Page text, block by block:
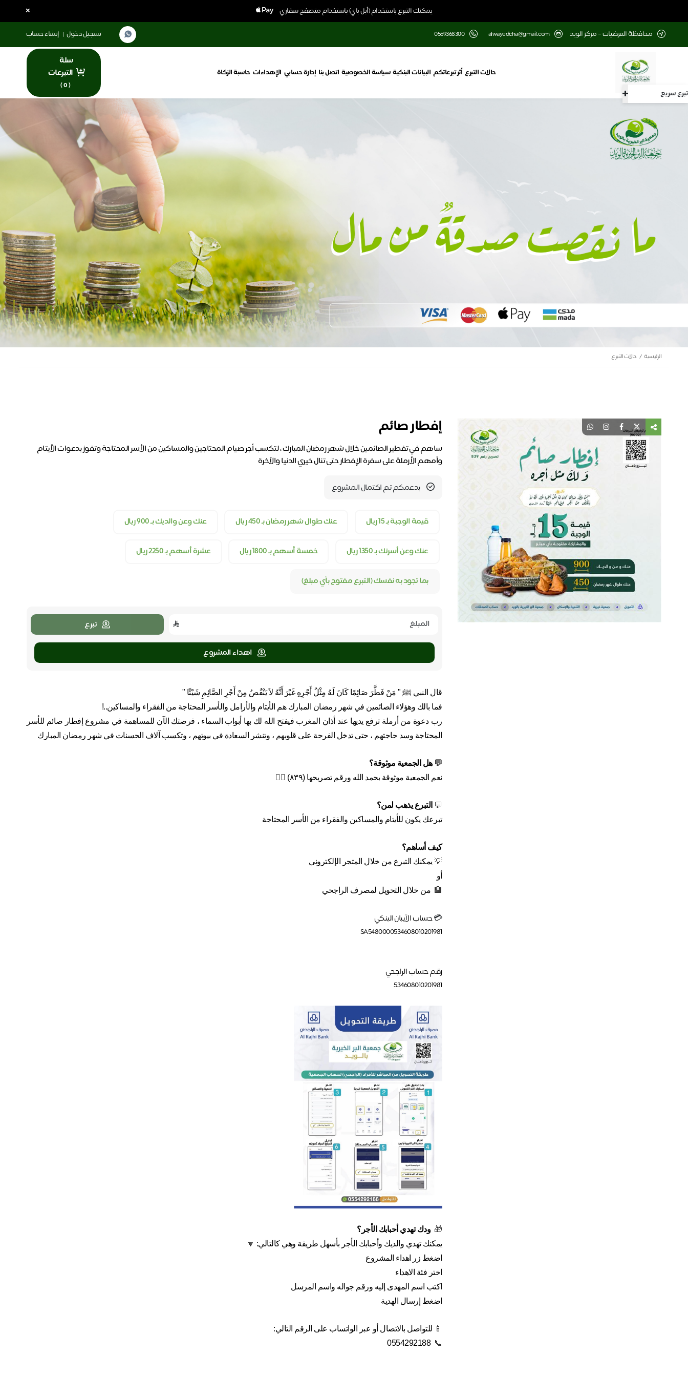
يمكنك التبرع باستخدام (أبل باي) باستخدام متصفح سفاري ×
تبرع سريع
محافظة العرضيات – مركز الويد alwayedcha@gmail.com
0559368300 تسجيل دخول | إنشاء حساب
حالات التبرع أثر تبرعاتكم البيانات البنكية سياسة الخصوصية اتصل بنا إدارة حسابي الإهداءات حاسبة الزكاة
سلة
التبرعات
(
0
)
الرئيسية حالات التبرع
إفطار صائم
ساهم في تفطير الصائمين خلال شهر رمضان المبارك ، لتكسب أجر صيام المحتاجين والمساكين من الأسر المحتاجة وتفوز بدعوات الأيتام
وأمهم الأرملة على سفرة الإفطار حتى تنال خيري الدنيا والآخرة
بدعمكم تم اكتمال المشروع
قيمة الوجبة بـ ١٥ ريال عنك طوال شهر رمضان بـ ٤٥٠ ريال عنك وعن والديك بـ ٩٠٠ ريال
عنك وعن أسرتك بـ ١٣٥٠ ريال خمسة أسهم بـ ١٨٠٠ ريال عشرة أسهم بـ ٢٢٥٠ ريال
بما تجود به نفسك (التبرع مفتوح بأي مبلغ)
تبرع
اهداء المشروع
قال النبي ﷺ " مَنْ فَطَّرَ صَائِمًا كَانَ لَهُ مِثْلُ أَجْرِهِ غَيْرَ أَنَّهُ لاَ يَنْقُصُ مِنْ أَجْرِ الصَّائِمِ شَيْئًا "
فما بالك وهؤلاء الصائمين في شهر رمضان المبارك هم الأيتام والأرامل والأسر المحتاجة من الفقراء والمساكين..!
المحتاجة وسد حاجتهم ، حتى تدخل الفرحة على قلوبهم ، وتنشر السعادة في بيوتهم ، وتكسب آلاف الحسنات في شهر رمضان المبارك
💬 هل الجمعية موثوقة؟
نعم الجمعية موثوقة بحمد الله ورقم تصريحها (٨٣٩)
👍🏼
💬 التبرع يذهب لمن؟
تبرعك يكون للأيتام والمساكين والفقراء من الأسر المحتاجة
كيف أساهم؟
💡 يمكنك التبرع من خلال المتجر الإلكتروني
أو
🏦 من خلال التحويل لمصرف الراجحي
💳حساب الآيبان البنكي
SA5480000534608010201981
رقم حساب الراجحي
534608010201981
🎁 ودك تهدي أحبابك الأجر؟
يمكنك تهدي والديك وأحبابك الأجر بأسهل طريقة وهي كالتالي: 🔽
اضغط زر اهداء المشروع
اختر فئة الاهداء
اكتب اسم المهدى إليه ورقم جواله واسم المرسل
اضغط إرسال الهدية
📱 للتواصل بالاتصال أو عبر الواتساب على الرقم التالي:
📞
0554292188